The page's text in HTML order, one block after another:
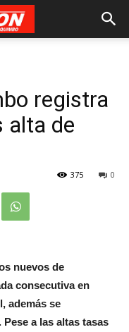
registra
alta de
0
375
nuevos de
consecutiva en
además se
a las altas tasas